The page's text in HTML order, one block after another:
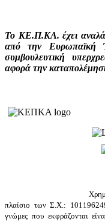
To ΚΕ.Π.ΚΑ. έχει
από την Ευρωπαϊκή
συμβουλευτική
αφορά την
πλαίσιο των Σ.Χ.:
γνώμες που εκφράζονται